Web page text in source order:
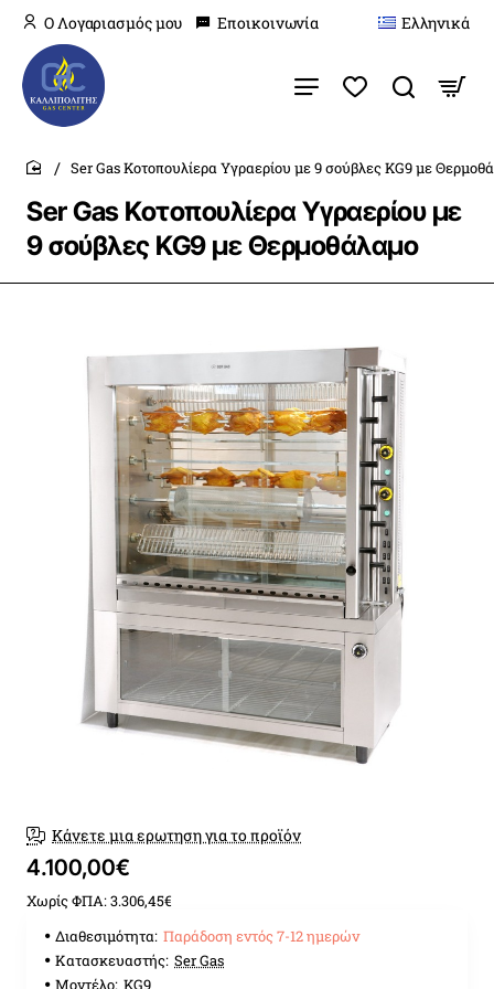
O Λογαριασμός μου Εποικοινωνία Ελληνικά
Ser Gas Κοτοπουλίερα Υγραερίου με
9 σούβλες KG9 με Θερμοθάλαμο
home
Ser Gas Κοτοπουλίερα Υγραερίου με 9 σούβλες KG9 με
Κάνετε μια ερωτηση για το προϊόν
4.100,00€
Χωρίς ΦΠΑ: 3.306,45€
Διαθεσιμότητα: Παράδοση εντός 7-12 ημερών
Κατασκευαστής: Ser Gas
Μοντέλο: KG9